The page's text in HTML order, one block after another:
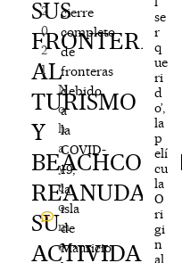
SUS
FRONTERAS
AL
TURISMO
Y
REANUDA
SU
ACTIVIDAD
2
0
2
1
N
o
h
a
y
c
o
m
e
cierre
completo
de
fronteras
debido
a
la
COVID-
19,
la
isla
de
Mauricio
se
r
q
ue
ri
d
o’,
la
p
elí
cu
la
O
ri
gi
n
al